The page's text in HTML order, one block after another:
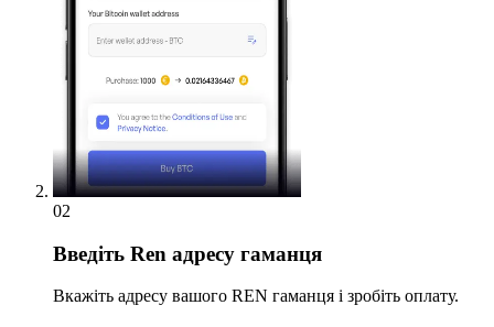
02
Введіть Ren адресу гаманця
Вкажіть адресу вашого REN гаманця і зробіть оплату.